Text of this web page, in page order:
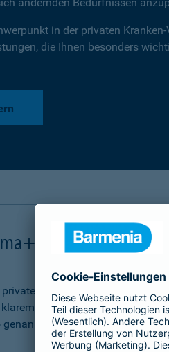
in der privaten
die Ihnen besonders
Kranken-
Bekenntnis
genannten